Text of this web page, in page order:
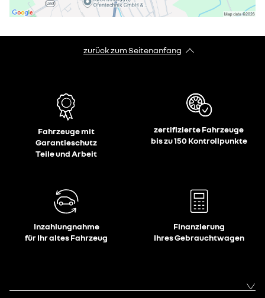
zurück zum Seitenanfang
Fahrzeuge mit
Garantieschutz
Teile und Arbeit
zertifizierte Fahrzeuge
bis zu 150 Kontrollpunkte
Inzahlungnahme
für Ihr altes Fahrzeug
Finanzierung
Ihres Gebrauchtwagen